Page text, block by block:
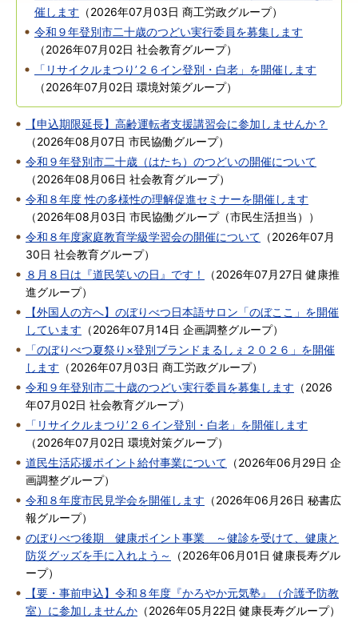
催します （2026年07月03日 商工労政グループ）
令和９年登別市二十歳のつどい実行委員を募集します
（2026年07月02日 社会教育グループ）
「リサイクルまつり’２６イン登別・白老」を開催します
（2026年07月02日 環境対策グループ）
【申込期限延長】高齢運転者支援講習会に参加しませんか？
（2026年08月07日 市民協働グループ）
令和９年登別市二十歳（はたち）のつどいの開催について
（2026年08月06日 社会教育グループ）
令和８年度 性の多様性の理解促進セミナーを開催します
（2026年08月03日 市民協働グループ（市民生活担当）
）
令和８年度家庭教育学級学習会の開催について （2026年07月
30日 社会教育グループ）
８月８日は『道民笑いの日』です！
（2026年07月27日 健康推
進グループ）
【外国人の方へ】のぼりべつ日本語サロン「のぼここ」を開催
しています （2026年07月14日 企画調整グループ）
「のぼりべつ夏祭り×登別ブランドまるしぇ２０２６」を開催
します （2026年07月03日 商工労政グループ）
令和９年登別市二十歳のつどい実行委員を募集します （2026
年07月02日 社会教育グループ）
「リサイクルまつり’２６イン登別・白老」を開催します
（2026年07月02日 環境対策グループ）
道民生活応援ポイント給付事業について （2026年06月29日 企
画調整グループ）
令和８年度市民見学会を開催します （2026年06月26日 秘書広
報グループ）
のぼりべつ後期 健康ポイント事業 ～健診を受けて、健康と
防災グッズを手に入れよう～
（2026年06月01日 健康長寿グル
ープ）
【要・事前申込】令和８年度『かろやか元気塾』（介護予防教
室）に参加しませんか （2026年05月22日 健康長寿グループ）